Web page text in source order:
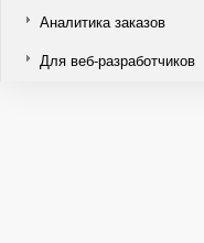
Аналитика заказов
Для веб-разработчиков